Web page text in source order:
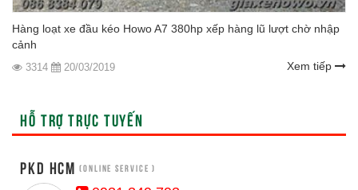
Hàng loạt xe đầu kéo Howo A7 380hp xếp hàng lũ lượt chờ nhập
cảnh
3314 20/03/2019 Xem tiếp
HỖ TRỢ TRỰC TUYẾN
PKD HCM (Online Service )